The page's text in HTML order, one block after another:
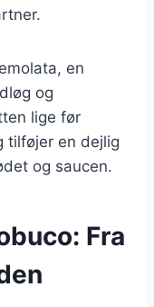
en
og
lige før
tilføjer en dejlig
og saucen.
Fra